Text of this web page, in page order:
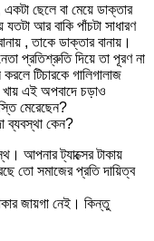
ছেলে বা মেয়ে ডাক্তার
আর বাকি পাঁচটা সাধারণ
, তাকে ডাক্তার বানায়।
প্রতিশ্রুতি দিয়ে তা পূরণ না
টিচারকে গালিগালাজ
খায় এই অপবাদে চড়াও
মেরেছেন?
ব্যবস্থা কেন?
আপনার ট্যাক্সের টাকায়
তো সমাজের প্রতি দায়িত্ব
জায়গা নেই। কিন্তু